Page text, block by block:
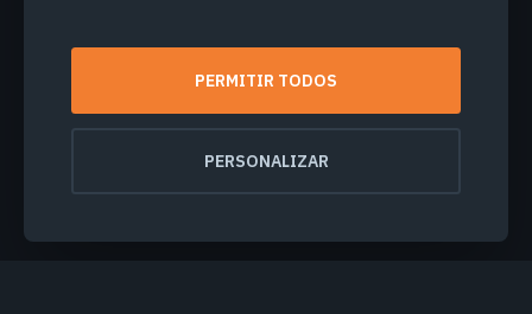
PERMITIR TODOS
PERSONALIZAR
SETORES